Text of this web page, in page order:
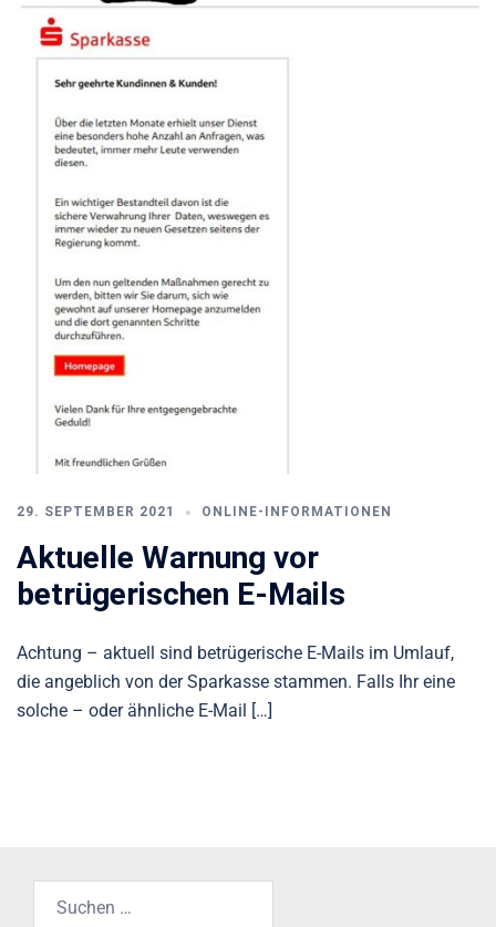
29. SEPTEMBER 2021 ONLINE-INFORMATIONEN
Aktuelle Warnung vor
betrügerischen E-Mails
Achtung – aktuell sind betrügerische E-Mails im Umlauf,
die angeblich von der Sparkasse stammen. Falls Ihr eine
solche – oder ähnliche E-Mail […]